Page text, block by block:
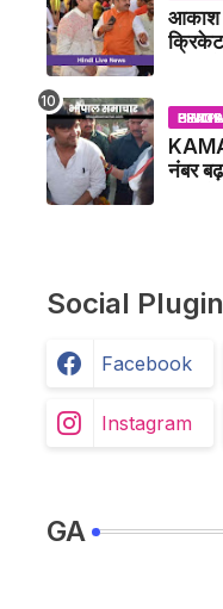
आकाश
BHOPAL SAMACHAR | NO 1 HINDI NEWS PORTAL OF
नंबर
Social Plugin
Facebook
Instagram
GA